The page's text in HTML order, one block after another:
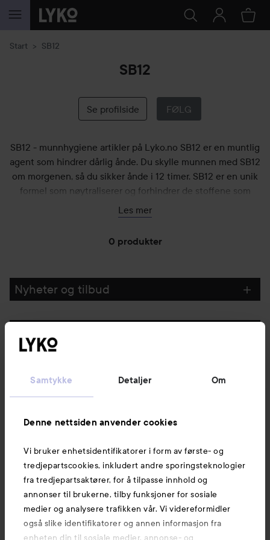
Samtykke Detaljer Om
Denne nettsiden anvender cookies
Vi bruker enhetsidentifikatorer i form av første- og
tredjepartscookies, inkludert andre sporingsteknologier
fra tredjepartsaktører, for å tilpasse innhold og
annonser til brukerne, tilby funksjoner for sosiale
medier og analysere trafikken vår. Vi videreformidler
også slike identifikatorer og annen informasjon fra
enheten din til sosiale medier, annonse- og
GÅ TIL INNHOLD
Start SB12
SB12
Se profilside FØLG
SB12 - munnhygiene artikler på Lyko.no SB12 er en muntlig
agent som hindrer dårlig ånde. Du skylle munnen med SB12
om morgenen, så du sikker ånde i 12 timer. SB12 er en unik
formel som nøytraliserer og forhindrer de stoffene som
forårsaker dårlig ånde. Sammensetningen, som forsketved
Universitetet i Oslo, er unik for SB12 produkter.
Les mer
0 produkter
GÅ TIL FILTRE
Nyheter og tilbud
Kundeservice
Informasjon
Også av interesse